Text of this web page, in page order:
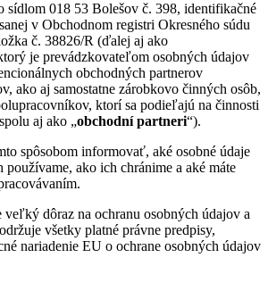
sídlom 018 53 Bolešov č. 398, identifikačné
v Obchodnom registri Okresného súdu
č. 38826/R (ďalej aj ako
je prevádzkovateľom osobných údajov
obchodných partnerov
ako aj samostatne zárobkovo činných osôb,
ktorí sa podieľajú na činnosti
aj ako „obchodní partneri“).
spôsobom informovať, aké osobné údaje
používame, ako ich chránime a aké máte
dôraz na ochranu osobných údajov a
všetky platné právne predpisy,
nariadenie EU o ochrane osobných údajov